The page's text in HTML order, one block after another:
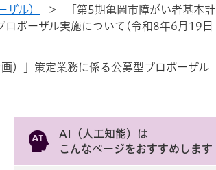
ザル） >
「第5期亀岡市障がい者基本計
ポーザル実施について(令和8年6月19日
）」策定業務に係る公募型プロポーザル
AI（人工知能）は
こんなページをおすすめします